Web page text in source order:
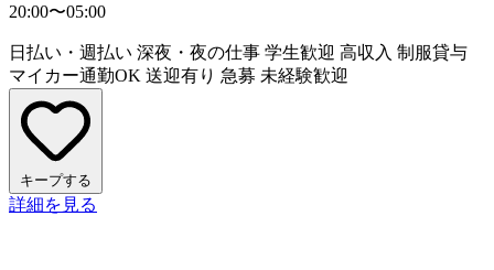
20:00〜05:00
日払い・週払い 深夜・夜の仕事 学生歓迎 高収入 制服貸与
マイカー通勤OK 送迎有り 急募 未経験歓迎
キープする
詳細を見る